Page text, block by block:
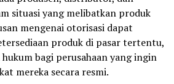
situasi yang melibatkan produk
mengenai otorisasi dapat
produk di pasar tertentu,
bagi perusahaan yang ingin
mereka secara resmi.